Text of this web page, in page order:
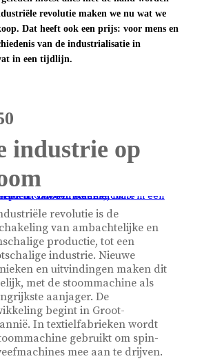
revolutie maken we nu wat we
Dat heeft ook een prijs: voor mens en
van de industrialisatie in
in een tijdlijn.
industrie op
revolutie is de
van ambachtelijke en
productie, tot een
industrie. Nieuwe
en uitvindingen maken dit
met de stoommachine als
aanjager. De
begint in Groot-
In textielfabrieken wordt
gebruikt om spin-
mee aan te drijven.